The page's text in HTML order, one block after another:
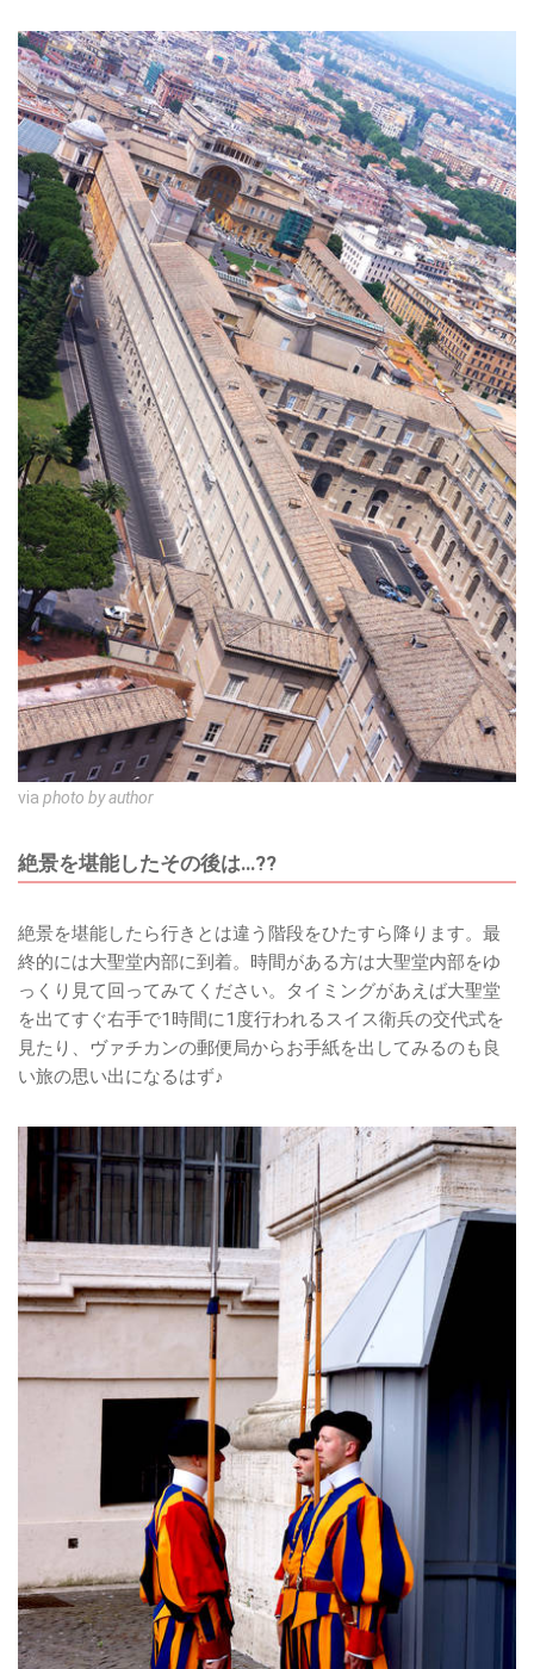
via photo by author
絶景を堪能したその後は…??
絶景を堪能したら行きとは違う階段をひたすら降ります。最
終的には大聖堂内部に到着。時間がある方は大聖堂内部をゆ
っくり見て回ってみてください。タイミングがあえば大聖堂
を出てすぐ右手で1時間に1度行われるスイス衛兵の交代式を
見たり、ヴァチカンの郵便局からお手紙を出してみるのも良
い旅の思い出になるはず♪